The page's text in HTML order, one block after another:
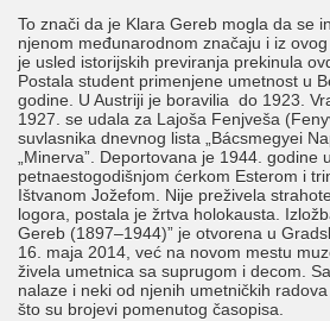
To znači da je Klara Gereb mogla da se
njenom međunarodnom značaju i iz
je usled istorijskih previranja prekinula
Postala student primenjene umetnost u
godine. U Austriji je boravilia do 1923.
1927. se udala za Lajoša Fenjveša
suvlasnika dnevnog lista „Bácsmegyei
„Minerva”. Deportovana je 1944. godine
petnaestogodišnjom ćerkom Esterom i
Ištvanom Jožefom. Nije preživela
logora, postala je žrtva holokausta.
Gereb (1897–1944)” je otvorena u
16. maja 2014, već na novom mestu
živela umetnica sa suprugom i decom.
nalaze i neki od njenih umetničkih
što su brojevi pomenutog časopisa.